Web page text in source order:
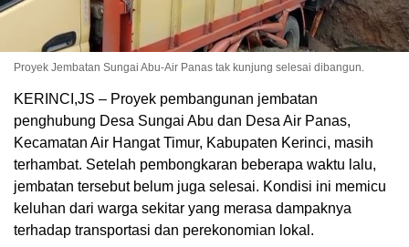
Proyek Jembatan Sungai Abu-Air Panas tak kunjung selesai dibangun.
KERINCI,JS – Proyek pembangunan jembatan
penghubung Desa Sungai Abu dan Desa Air Panas,
Kecamatan Air Hangat Timur, Kabupaten Kerinci, masih
terhambat. Setelah pembongkaran beberapa waktu lalu,
jembatan tersebut belum juga selesai. Kondisi ini memicu
keluhan dari warga sekitar yang merasa dampaknya
terhadap transportasi dan perekonomian lokal.